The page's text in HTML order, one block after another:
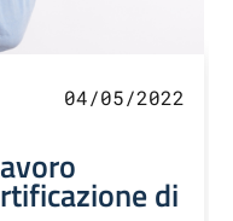
04/05/2022
di